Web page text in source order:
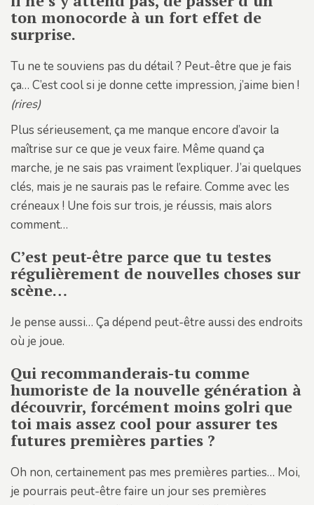
ton monocorde à un fort effet de
surprise.
Tu ne te souviens pas du détail ? Peut-être que je fais
ça… C’est cool si je donne cette impression, j’aime bien !
(rires)
Plus sérieusement, ça me manque encore d’avoir la
maîtrise sur ce que je veux faire. Même quand ça
marche, je ne sais pas vraiment l’expliquer. J’ai quelques
clés, mais je ne saurais pas le refaire. Comme avec les
créneaux ! Une fois sur trois, je réussis, mais alors
comment…
C’est peut-être parce que tu testes
régulièrement de nouvelles choses sur
scène…
Je pense aussi… Ça dépend peut-être aussi des endroits
où je joue.
Qui recommanderais-tu comme
humoriste de la nouvelle génération à
découvrir, forcément moins golri que
toi mais assez cool pour assurer tes
futures premières parties ?
Oh non, certainement pas mes premières parties… Moi,
je pourrais peut-être faire un jour ses premières